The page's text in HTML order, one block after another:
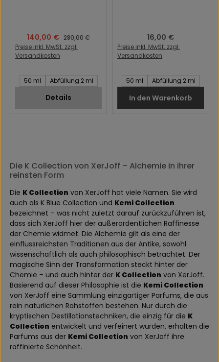
Verkaufspreis:
140,00 € Regulärer Preis:
280,00 €
Preise inkl. MwSt. zzgl.
Versandkosten
Inhalt des Artikel:
50 ml Abfüllung 2 ml
Details
Regulärer Preis:
16,00 €
Preise inkl. MwSt. zzgl.
Versandkosten
Inhalt des Artikel:
50 ml Abfüllung 2 ml
In den Warenkorb
Die K Collection von XerJoff – Alchemie in ihrer
reinsten Form
Die K Collection von XerJoff hat viele Namen. Sie wird
auch als K Blue Collection und Kemi Collection
bezeichnet – was nicht zuletzt darauf zurückzuführen ist,
dass sich XerJoff hier der außerordentlichen Raffinesse
der Chemie widmet. Die Alchemie gilt als eine der
einflussreichsten Traditionen aus der Antike, sowohl
wissenschaftlich als auch philosophisch betrachtet. Der
magische Sinn der Transformation steckt hinter der
Chemie – und auch hinter der K Collection von XerJoff.
Basierend auf dieser Philosophie ist die Kemi Collection
von XerJoff eine Sammlung einzigartiger Parfums, die aus
rein natürlichen Rohstoffen bestehen. Nur durch die
kryptischen Destillationstechniken, die einzig für die K
Collection entwickelt und verfeinert wurden, erhalten die
Parfums aus der Kemi Collection von XerJoff ihre
raffinierte Schönheit.